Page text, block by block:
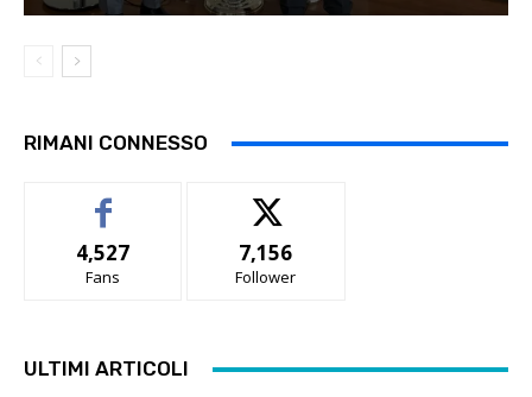
RIMANI CONNESSO
4,527
Fans
7,156
Follower
ULTIMI ARTICOLI